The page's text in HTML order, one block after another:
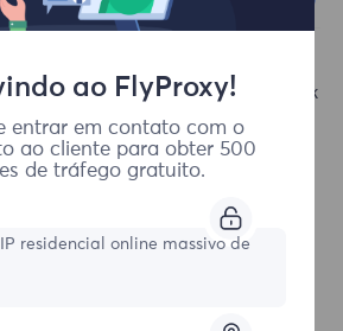
confirm successful connection, click
success.
ao FlyProxy!
entrar em contato com o
ao cliente para obter 500
de tráfego gratuito.
residencial online massivo de